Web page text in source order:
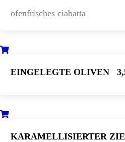
ofenfrisches ciabatta
EINGELEGTE OLIVEN
KARAMELLISIERTER